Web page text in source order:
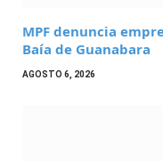
MPF denuncia
Baía de Guanabara
AGOSTO 6, 2026